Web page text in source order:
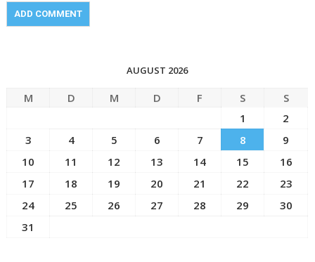
AUGUST 2026
M D M D F S
S
1
2
3
4 5 6 7 8
9
10
11 12 13 14 15
16
17
18 19 20 21 22
23
24
25 26 27 28 29
30
31